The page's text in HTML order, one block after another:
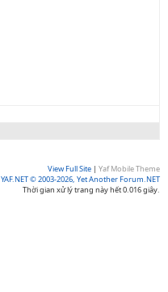
View Full Site | Yaf Mobile Theme
YAF.NET © 2003-2026, Yet Another Forum.NET
Thời gian xử lý trang này hết 0.016 giây.